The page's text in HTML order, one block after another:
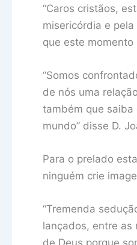
“Caros cristãos,
misericórdia e
que este
“Somos
de nós uma
também que
mundo” disse D.
Para o prelado
ninguém crie
“Tremenda
lançados, entre as